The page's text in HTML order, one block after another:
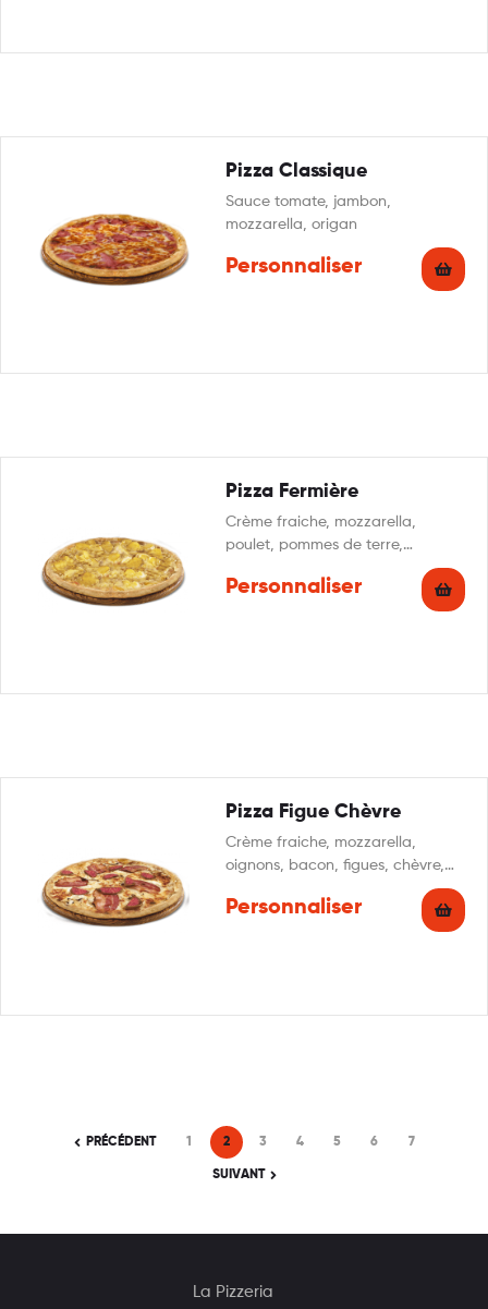
Pizza Classique
Sauce tomate, jambon,
mozzarella, origan
Personnaliser
Pizza Fermière
Crème fraiche, mozzarella,
poulet, pommes de terre,
Personnaliser
Pizza Figue Chèvre
Crème fraiche, mozzarella,
oignons, bacon, figues, chèvre,
Personnaliser
PRÉCÉDENT 1 2 3 4 5 6 7
SUIVANT
La Pizzeria